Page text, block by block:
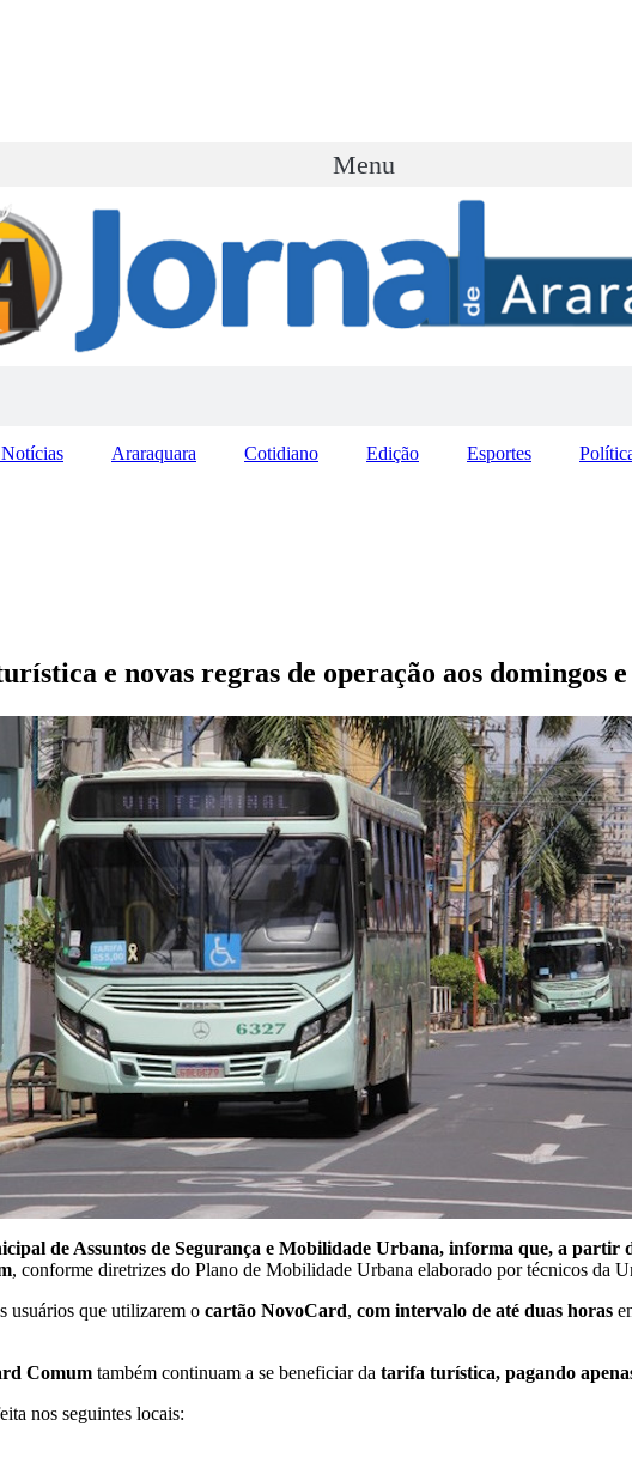
Menu
Araraquara Cotidiano Edição Esportes
e novas regras de operação aos domingos
de Assuntos de Segurança e Mobilidade Urbana, informa que, a partir
, conforme diretrizes do Plano de Mobilidade Urbana elaborado por técnicos da
usuários que utilizarem o cartão NovoCard, com intervalo de até duas horas
Comum também continuam a se beneficiar da tarifa turística, pagando
nos seguintes locais: